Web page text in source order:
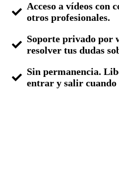
Acceso a vídeos con
otros profesionales.
Soporte privado por
resolver tus dudas
Sin permanencia.
entrar y salir cuando